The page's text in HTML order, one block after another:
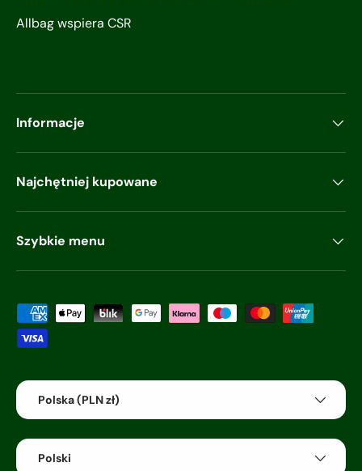
Allbag wspiera CSR
Informacje
Najchętniej kupowane
Szybkie menu
Akceptowane metody płatności
Kraj/region
Polska (PLN zł)
Język
Polski